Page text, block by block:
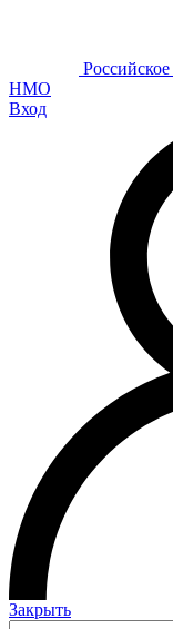
Российское
НМО
Вход
Закрыть